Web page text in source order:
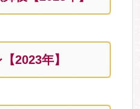
2023年】